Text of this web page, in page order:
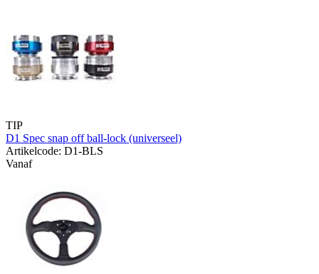
TIP
D1 Spec snap off ball-lock (universeel)
Artikelcode: D1-BLS
Vanaf